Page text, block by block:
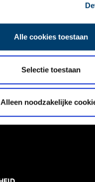
Alle cookies toestaan
Selectie toestaan
Alleen noodzakelijke